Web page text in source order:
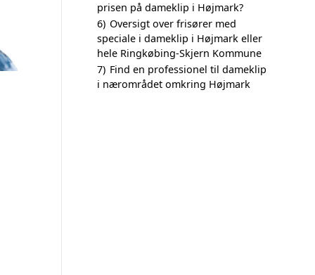
prisen på dameklip i Højmark?
6) Oversigt over frisører med
speciale i dameklip i Højmark eller
hele Ringkøbing-Skjern Kommune
7) Find en professionel til dameklip
i nærområdet omkring Højmark